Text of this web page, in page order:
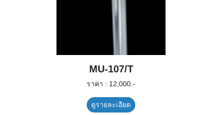
MU-107/T
ราคา : 12,000.-
ดูรายละเอียด